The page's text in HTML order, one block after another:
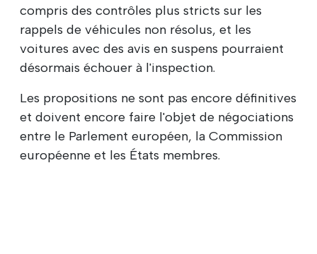
compris des contrôles plus stricts sur les
rappels de véhicules non résolus, et les
voitures avec des avis en suspens pourraient
désormais échouer à l'inspection.
Les propositions ne sont pas encore définitives
et doivent encore faire l'objet de négociations
entre le Parlement européen, la Commission
européenne et les États membres.